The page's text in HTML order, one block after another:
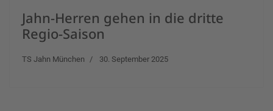
Jahn-Herren gehen in die dritte
Regio-Saison
TS Jahn München 30. September 2025